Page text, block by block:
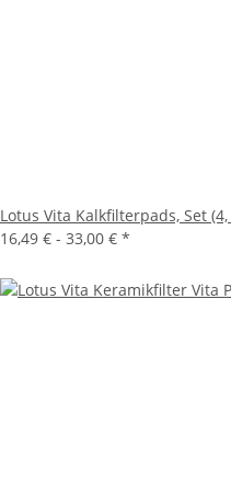
Lotus Vita Kalkfilterpads, Set
16,49 € - 33,00 € *